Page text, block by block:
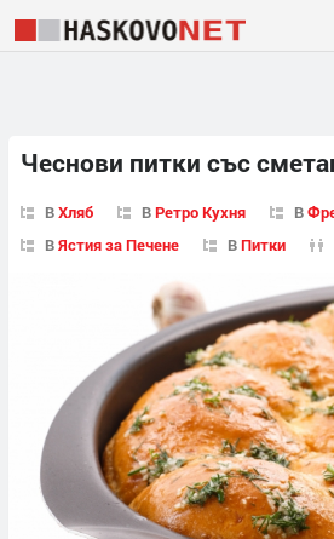
Чеснови питки със
ВХляб ВРетро Кухня В
ВЯстия за Печене ВПитки